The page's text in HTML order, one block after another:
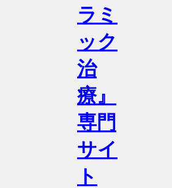
ラミ
ック
治
療』
専門
サイ
ト